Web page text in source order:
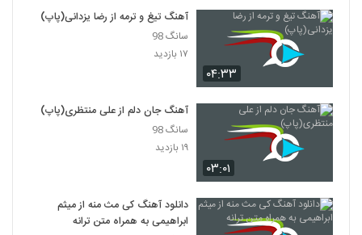
2133
آهنگ لوطفن بو دفعه گئتمه از مسعود
جودت(پاپ)
۳۰۶ بازدید
دانلود آهنگ نمیخوام باور کنم از رضا اسلامی
2136
دانلود آهنگ جدید و زیبای ئاسو با نام کافه ی
خاطرات
۳۰۱ بازدید
۰۴:۳۳
آهنگ تیغ و ترمه از رضا یزدانی(پاپ)
سانگ 98
۱۷ بازدید
۰۳:۰۱
آهنگ جان دلم از علی منتظری(پاپ)
سانگ 98
۱۹ بازدید
دانلود آهنگ کی مث منه از میثم
ابراهیمی به همراه متن ترانه